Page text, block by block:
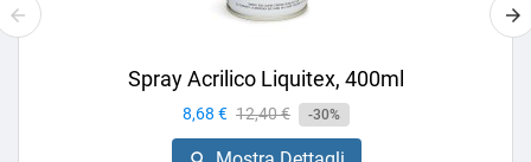
Spray Acrilico Liquitex, 400ml
Prezzo
8,68 € Prezzo
base
12,40 € -30%